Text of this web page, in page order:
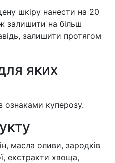
шкіру нанести на 20
залишити на більш
залишити протягом
яких
ознаками куперозу.
масла оливи, зародків
екстракти хвоща,